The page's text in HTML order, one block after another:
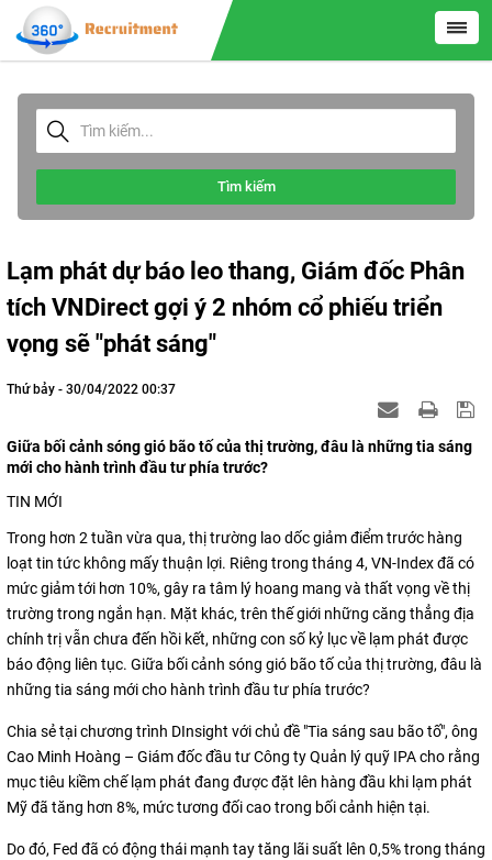
Tìm kiếm
Lạm phát dự báo leo thang, Giám đốc Phân
tích VNDirect gợi ý 2 nhóm cổ phiếu triển
vọng sẽ "phát sáng"
Thứ bảy - 30/04/2022 00:37
Giữa bối cảnh sóng gió bão tố của thị trường, đâu là những tia sáng
mới cho hành trình đầu tư phía trước?
TIN MỚI
Trong hơn 2 tuần vừa qua, thị trường lao dốc giảm điểm trước hàng
loạt tin tức không mấy thuận lợi. Riêng trong tháng 4, VN-Index đã có
mức giảm tới hơn 10%, gây ra tâm lý hoang mang và thất vọng về thị
trường trong ngắn hạn. Mặt khác, trên thế giới những căng thẳng địa
chính trị vẫn chưa đến hồi kết, những con số kỷ lục về lạm phát được
báo động liên tục. Giữa bối cảnh sóng gió bão tố của thị trường, đâu là
những tia sáng mới cho hành trình đầu tư phía trước?
Chia sẻ tại chương trình DInsight với chủ đề "Tia sáng sau bão tố", ông
Cao Minh Hoàng – Giám đốc đầu tư Công ty Quản lý quỹ IPA cho rằng
mục tiêu kiềm chế lạm phát đang được đặt lên hàng đầu khi lạm phát
Mỹ đã tăng hơn 8%, mức tương đối cao trong bối cảnh hiện tại.
Do đó, Fed đã có động thái mạnh tay tăng lãi suất lên 0,5% trong tháng